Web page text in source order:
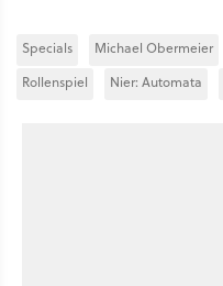
Specials Michael Obermeier
Rollenspiel
Nier: Automata